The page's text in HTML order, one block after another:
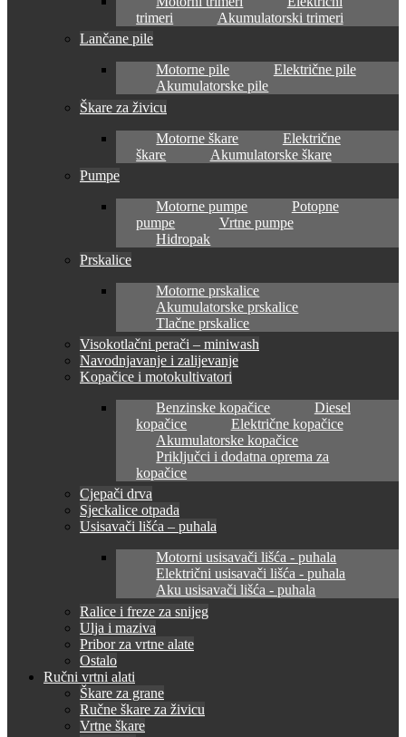
trimeri
Akumulatorski trimeri
Lančane pile
Motorne pile
Električne pile
Akumulatorske pile
Škare za živicu
Motorne škare
Električne
škare
Akumulatorske škare
Pumpe
Motorne pumpe
Potopne
pumpe
Vrtne pumpe
Hidropak
Prskalice
Motorne prskalice
Akumulatorske prskalice
Tlačne prskalice
Visokotlačni perači – miniwash
Navodnjavanje i zalijevanje
Kopačice i motokultivatori
Benzinske kopačice
Diesel
kopačice
Električne kopačice
Akumulatorske kopačice
Priključci i dodatna oprema za
kopačice
Cjepači drva
Sjeckalice otpada
Usisavači lišća – puhala
Motorni usisavači lišća - puhala
Električni usisavači lišća - puhala
Aku usisavači lišća - puhala
Ralice i freze za snijeg
Ulja i maziva
Pribor za vrtne alate
Ostalo
Ručni vrtni alati
Škare za grane
Ručne škare za živicu
Vrtne škare